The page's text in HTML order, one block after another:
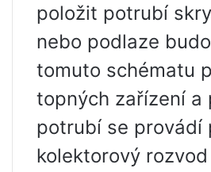
položit potrubí
nebo podlaze
tomuto schématu
topných zařízení a
potrubí se provádí
kolektorový